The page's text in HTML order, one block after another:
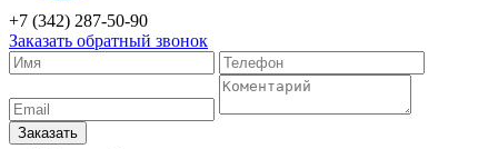
+7 (342) 287-50-90
Заказать обратный звонок
Заказать